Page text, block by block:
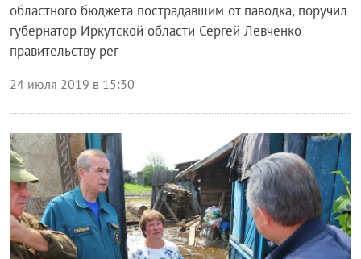
областного бюджета пострадавшим от паводка, поручил
губернатор Иркутской области Сергей Левченко
правительству рег
24 июля 2019 в 15:30
Общество